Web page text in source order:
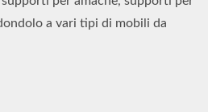
a vari tipi di mobili da